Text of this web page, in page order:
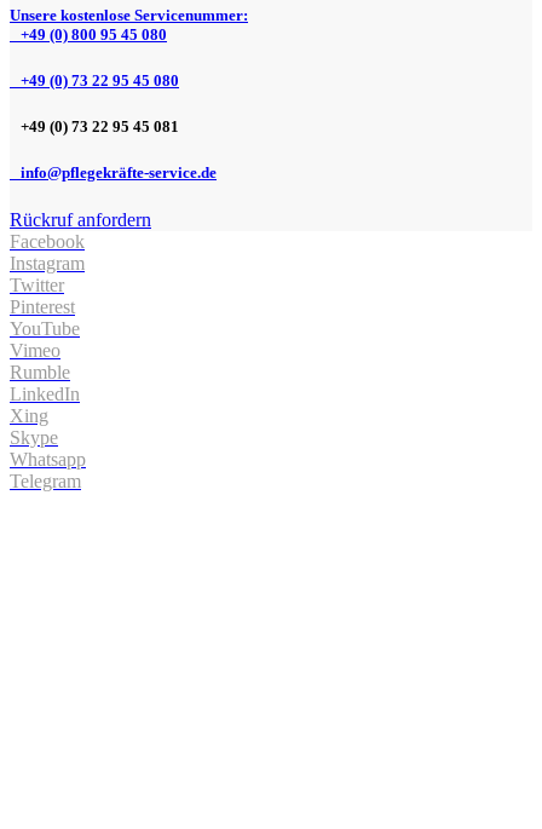
Unsere kostenlose Servicenummer:
+49 (0) 800 95 45 080
+49 (0) 73 22 95 45 080
+49 (0) 73 22 95 45 081
info@pflegekräfte-service.de
Rückruf anfordern
Facebook
Instagram
Twitter
Pinterest
YouTube
Vimeo
Rumble
LinkedIn
Xing
Skype
Whatsapp
Telegram